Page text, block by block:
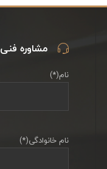
مشاوره فنی
نام(*)
نام خانوادگی(*)